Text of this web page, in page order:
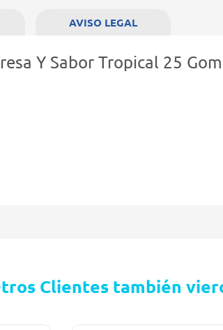
Y Sabor Tropical 25
AVISO LEGAL
Clientes también